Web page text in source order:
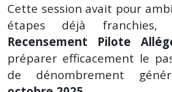
Cette session avait pour
étapes déjà franchies,
Recensement Pilote
préparer efficacement le
de dénombrement